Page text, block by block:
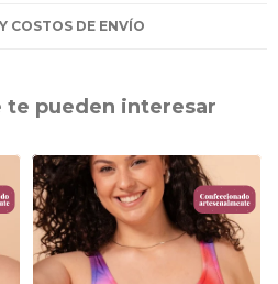
COSTOS DE ENVÍO
te pueden interesar